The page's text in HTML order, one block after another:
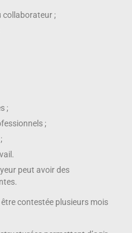
collaborateur ;
;
;
peut avoir des
contestée plusieurs mois